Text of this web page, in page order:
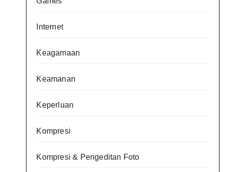
Internet
Keagamaan
Keamanan
Keperluan
Kompresi
Kompresi & Pengeditan Foto